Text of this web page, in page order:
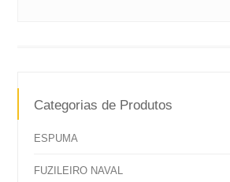
Categorias de Produtos
ESPUMA
FUZILEIRO NAVAL